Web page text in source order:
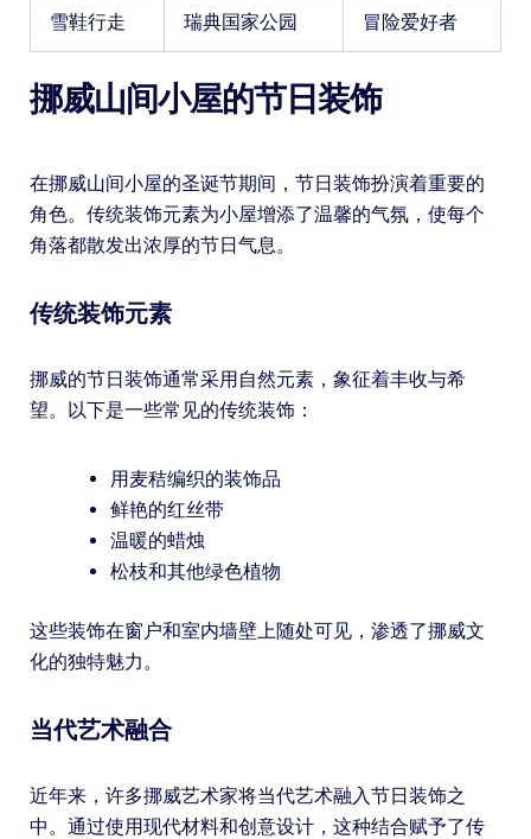
雪鞋行走 瑞典国家公园 冒险爱好者
挪威山间小屋的节日装饰
在挪威山间小屋的圣诞节期间，节日装饰扮演着重要的
角色。传统装饰元素为小屋增添了温馨的气氛，使每个
角落都散发出浓厚的节日气息。
传统装饰元素
挪威的节日装饰通常采用自然元素，象征着丰收与希
望。以下是一些常见的传统装饰：
用麦秸编织的装饰品
鲜艳的红丝带
温暖的蜡烛
松枝和其他绿色植物
这些装饰在窗户和室内墙壁上随处可见，渗透了挪威文
化的独特魅力。
当代艺术融合
近年来，许多挪威艺术家将当代艺术融入节日装饰之
中。通过使用现代材料和创意设计，这种结合赋予了传